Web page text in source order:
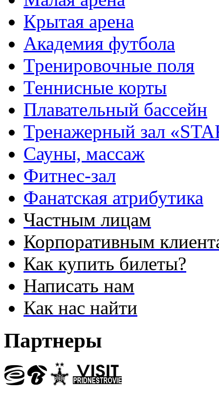
Крытая арена
Академия футбола
Тренировочные поля
Теннисные корты
Плавательный бассейн
Тренажерный зал
Сауны, массаж
Фитнес-зал
Фанатская атрибутика
Частным лицам
Корпоративным
Как купить билеты?
Написать нам
Как нас найти
Партнеры